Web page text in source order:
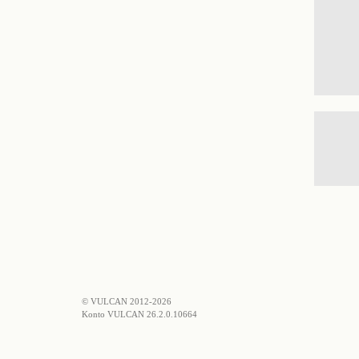
© VULCAN 2012-2026
Konto VULCAN 26.2.0.10664